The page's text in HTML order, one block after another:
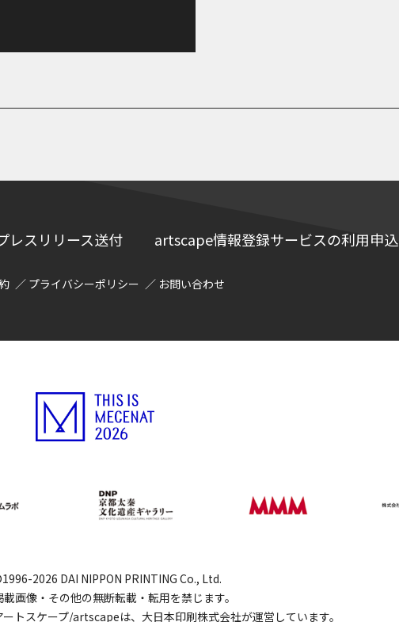
レスリリース送付 artscape情報登録サービスの利用申込
プライバシーポリシー お問い合わせ
2026 DAI NIPPON PRINTING Co., Ltd.
載画像・その他の無断転載・転用を禁じます。
ートスケープ/artscapeは、大日本印刷株式会社が運営しています。